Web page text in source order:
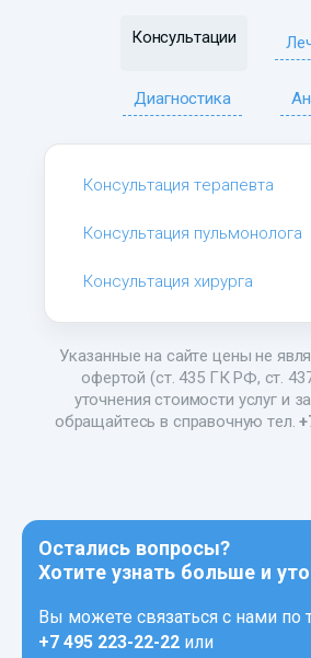
Консультации
Диагностика
Консультация терапевта
Консультация пульмонолога
Консультация хирурга
Указанные на сайте цены не
офертой (ст. 435 ГК РФ, ст.
уточнения стоимости услуг и
обращайтесь в справочную тел.
Остались вопросы?
Хотите узнать больше и
Вы можете связаться с нами по
+7 495 223-22-22 или